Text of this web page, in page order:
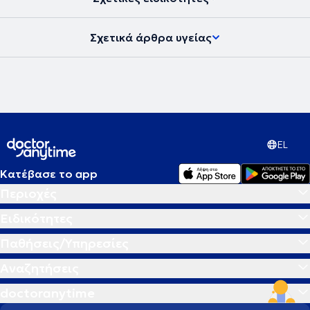
Σχετικά άρθρα υγείας
EL
Κατέβασε το app